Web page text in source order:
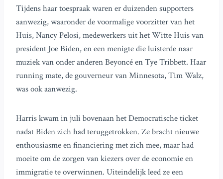
Tijdens haar toespraak waren er duizenden supporters
aanwezig, waaronder de voormalige voorzitter van het
Huis, Nancy Pelosi, medewerkers uit het Witte Huis van
president Joe Biden, en een menigte die luisterde naar
muziek van onder anderen Beyoncé en Tye Tribbett. Haar
running mate, de gouverneur van Minnesota, Tim Walz,
was ook aanwezig.
Harris kwam in juli bovenaan het Democratische ticket
nadat Biden zich had teruggetrokken. Ze bracht nieuwe
enthousiasme en financiering met zich mee, maar had
moeite om de zorgen van kiezers over de economie en
immigratie te overwinnen. Uiteindelijk leed ze een